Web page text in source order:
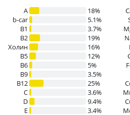
A
18%
b-car
5.1%
В1
3.7%
B2
19%
Холин
16%
B5
12%
B6
5%
B9
3.5%
B12
25%
C
3.6%
D
9.4%
E
3.4%